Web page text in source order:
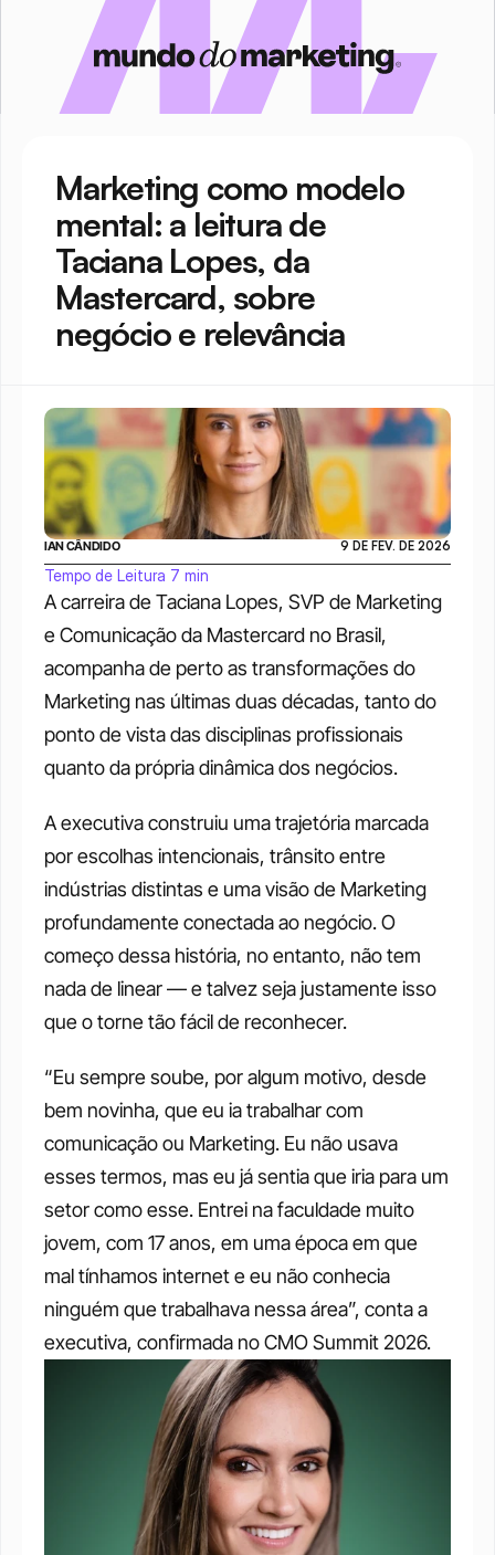
Marketing como modelo
mental: a leitura de
Taciana Lopes, da
Mastercard, sobre
negócio e relevância
A carreira de Taciana Lopes, SVP de Marketing
e Comunicação da Mastercard no Brasil,
acompanha de perto as transformações do
Marketing nas últimas duas décadas, tanto do
ponto de vista das disciplinas profissionais
quanto da própria dinâmica dos negócios.
A executiva construiu uma trajetória marcada
por escolhas intencionais, trânsito entre
indústrias distintas e uma visão de Marketing
profundamente conectada ao negócio. O
começo dessa história, no entanto, não tem
nada de linear — e talvez seja justamente isso
que o torne tão fácil de reconhecer.
“Eu sempre soube, por algum motivo, desde
bem novinha, que eu ia trabalhar com
comunicação ou Marketing. Eu não usava
esses termos, mas eu já sentia que iria para um
setor como esse. Entrei na faculdade muito
jovem, com 17 anos, em uma época em que
mal tínhamos internet e eu não conhecia
ninguém que trabalhava nessa área”, conta a
executiva, confirmada no CMO Summit 2026.
IAN CÂNDIDO 9 DE FEV. DE 2026
Tempo de Leitura 7 min